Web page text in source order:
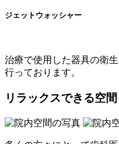
ジェットウォッシャー
治療で使用した器具の衛
行っております。
リラックスできる空間